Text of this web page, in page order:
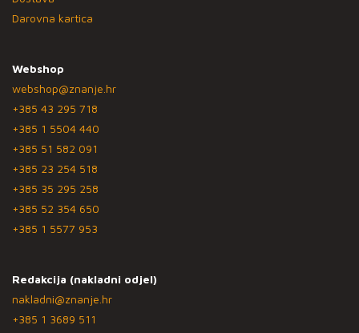
Darovna kartica
Webshop
webshop@znanje.hr
+385 43 295 718
+385 1 5504 440
+385 51 582 091
+385 23 254 518
+385 35 295 258
+385 52 354 650
+385 1 5577 953
Redakcija (nakladni odjel)
nakladni@znanje.hr
+385 1 3689 511